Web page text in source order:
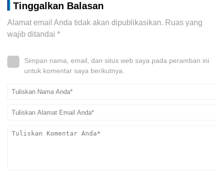
Tinggalkan Balasan
Alamat email Anda tidak akan dipublikasikan. Ruas yang
wajib ditandai *
Simpan nama, email, dan situs web saya pada peramban ini
untuk komentar saya berikutnya.